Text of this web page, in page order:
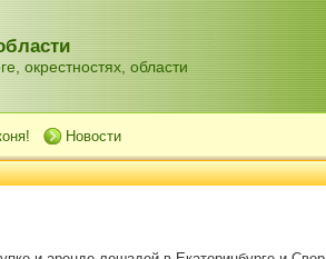
окрестностях, области
Новости